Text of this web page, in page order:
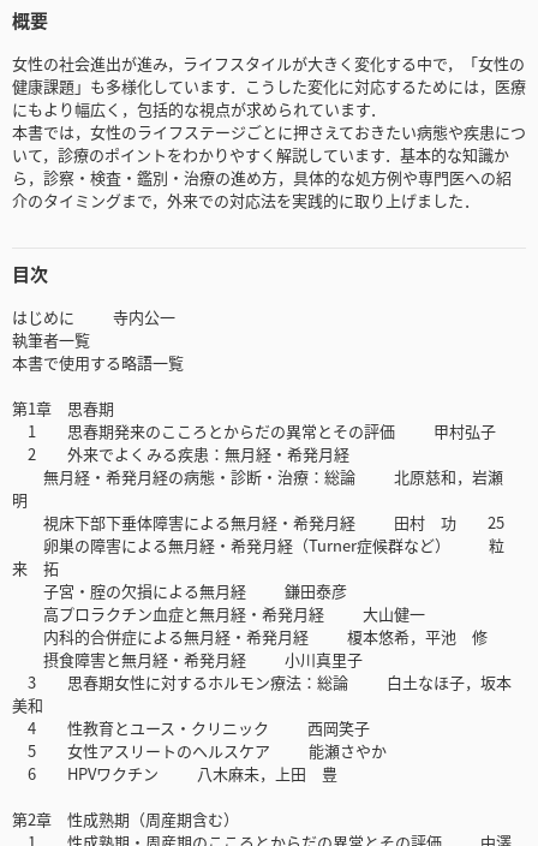
概要
女性の社会進出が進み，ライフスタイルが大きく変化する中で，「女性の
健康課題」も多様化しています．こうした変化に対応するためには，医療
にもより幅広く，包括的な視点が求められています．
本書では，女性のライフステージごとに押さえておきたい病態や疾患につ
いて，診療のポイントをわかりやすく解説しています．基本的な知識か
ら，診察・検査・鑑別・治療の進め方，具体的な処方例や専門医への紹
介のタイミングまで，外来での対応法を実践的に取り上げました．
目次
はじめに 寺内公一
執筆者一覧
本書で使用する略語一覧
第1章 思春期
1 思春期発来のこころとからだの異常とその評価 甲村弘子
2 外来でよくみる疾患：無月経・希発月経
無月経・希発月経の病態・診断・治療：総論 北原慈和，岩瀬
明
視床下部下垂体障害による無月経・希発月経 田村 功 25
卵巣の障害による無月経・希発月経（Turner症候群など） 粒
来 拓
子宮・腟の欠損による無月経 鎌田泰彦
高プロラクチン血症と無月経・希発月経 大山健一
内科的合併症による無月経・希発月経 榎本悠希，平池 修
摂食障害と無月経・希発月経 小川真里子
3 思春期女性に対するホルモン療法：総論 白土なほ子，坂本
美和
4 性教育とユース・クリニック 西岡笑子
5 女性アスリートのヘルスケア 能瀬さやか
6 HPVワクチン 八木麻未，上田 豊
第2章 性成熟期（周産期含む）